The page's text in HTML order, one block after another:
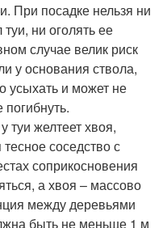
При посадке нельзя ни
ни оголять ее
случае велик риск
у основания ствола,
усыхать и может не
туи желтеет хвоя,
соседство с
соприкосновения
а хвоя – массово
между деревьями
быть не меньше 1 м